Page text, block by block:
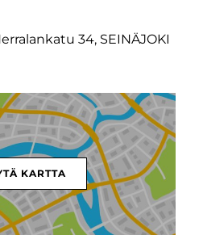
34, SEINÄJOKI
KARTTA